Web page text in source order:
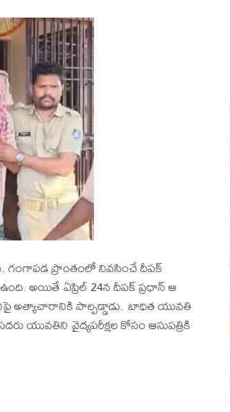
గంగాపడ ప్రాంతంలో నివసించే దీపక్
అయితే ఏప్రిల్ 24న దీపక్ ప్రధాన్ ఆ
అత్యాచారానికి పాల్పడ్డాడు. బాధిత యువతి
యువతిని వైద్యపరీక్షల కోసం ఆసుపత్రికి